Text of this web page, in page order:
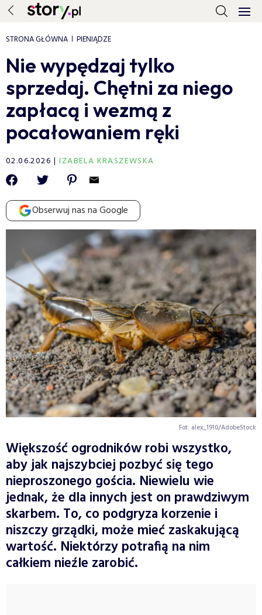
STRONA GŁÓWNA PIENIĄDZE
Nie wypędzaj tylko
sprzedaj. Chętni za niego
zapłacą i wezmą z
pocałowaniem ręki
02.06.2026 IZABELA KRASZEWSKA
Obserwuj nas na Google
Fot: alex_1910/AdobeStock
Większość ogrodników robi wszystko,
aby jak najszybciej pozbyć się tego
nieproszonego gościa. Niewielu wie
jednak, że dla innych jest on prawdziwym
skarbem. To, co podgryza korzenie i
niszczy grządki, może mieć zaskakującą
wartość. Niektórzy potrafią na nim
całkiem nieźle zarobić.